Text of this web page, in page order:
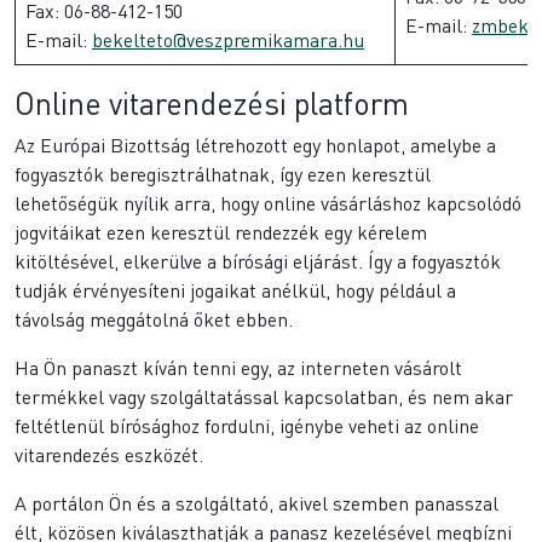
Fax: 06-88-412-150
E-mail: bekelteto@veszpremikamara.hu
E-mail:
Online vitarendezési platform
Az Európai Bizottság létrehozott egy honlapot, amelybe a
fogyasztók beregisztrálhatnak, így ezen keresztül
lehetőségük nyílik arra, hogy online vásárláshoz kapcsolódó
jogvitáikat ezen keresztül rendezzék egy kérelem
kitöltésével, elkerülve a bírósági eljárást. Így a fogyasztók
tudják érvényesíteni jogaikat anélkül, hogy például a
távolság meggátolná őket ebben.
Ha Ön panaszt kíván tenni egy, az interneten vásárolt
termékkel vagy szolgáltatással kapcsolatban, és nem akar
feltétlenül bírósághoz fordulni, igénybe veheti az online
vitarendezés eszközét.
A portálon Ön és a szolgáltató, akivel szemben panasszal
élt, közösen kiválaszthatják a panasz kezelésével megbízni